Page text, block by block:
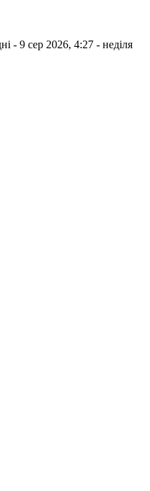
- 9 сер 2026, 4:27 - неділя